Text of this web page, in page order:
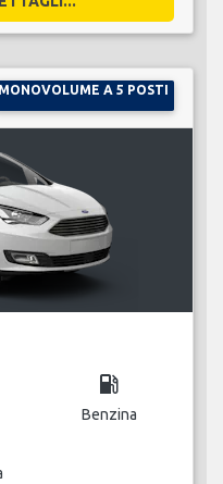
MONOVOLUME A 5 POSTI
local_gas_station
Benzina